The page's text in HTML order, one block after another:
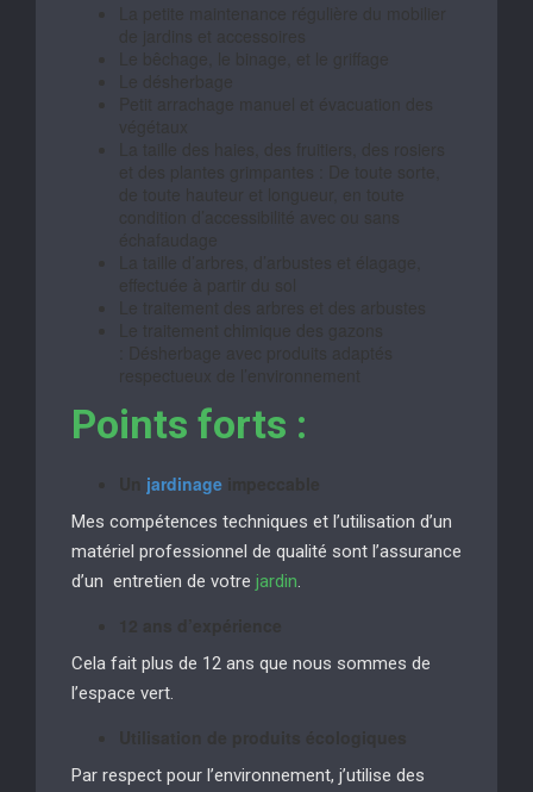
Points forts :
jardinage
Mes compétences techniques et l’utilisation d’un
matériel professionnel de qualité sont l’assurance
d’un entretien de votre jardin.
Cela fait plus de 12 ans que nous sommes de
l’espace vert.
Par respect pour l’environnement, j’utilise des